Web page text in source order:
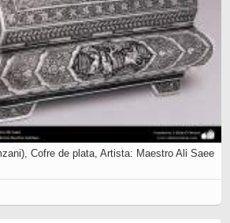
Cofre de plata, Artista: Maestro Ali Saee